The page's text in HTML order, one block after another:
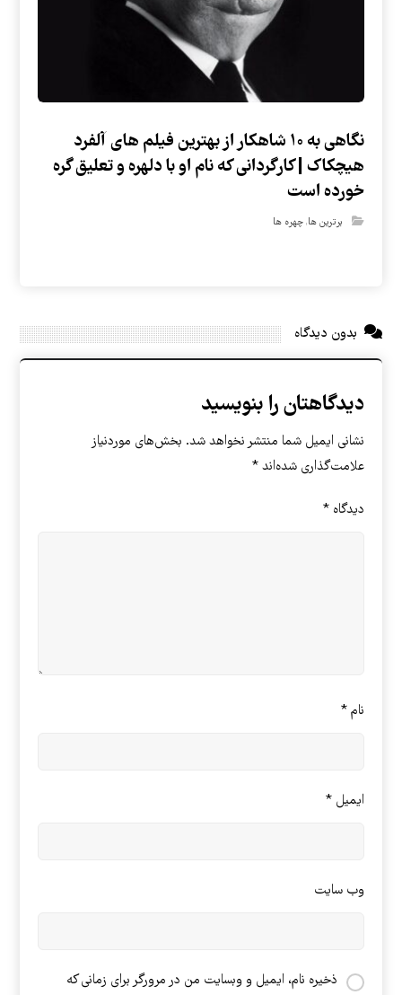
نگاهی به ۱۰ شاهکار از بهترین فیلم های آلفرد
هیچکاک | کارگردانی که نام او با دلهره و تعلیق گره
خورده است
برترین ها,چهره ها
بدون دیدگاه
دیدگاهتان را بنویسید
نشانی ایمیل شما منتشر نخواهد شد. بخش‌های موردنیاز
علامت‌گذاری شده‌اند*
دیدگاه*
نام*
ایمیل*
وب‌ سایت
ذخیره نام، ایمیل و وبسایت من در مرورگر برای زمانی که